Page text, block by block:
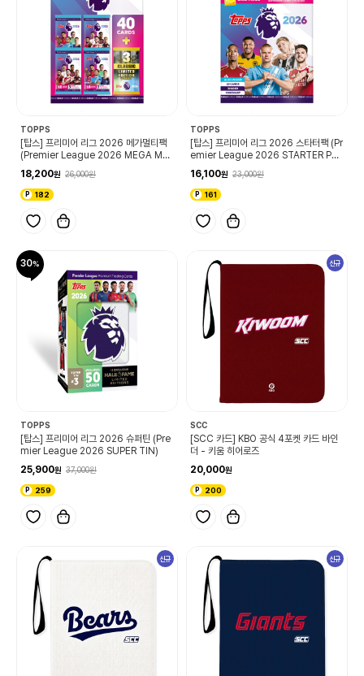
TOPPS
[탑스] 프리미어 리그 2026 메가멀티팩
(Premier League 2026 MEGA MUL
18,200 26,000
182
TOPPS
[탑스] 프리미어 리그 2026 스타터팩 (Pr
emier League 2026 STARTER PA
16,100 23,000
161
30
TOPPS
[탑스] 프리미어 리그 2026 슈퍼틴 (Pre
mier League 2026 SUPER TIN)
25,900
37,000
259
신규
SCC
[SCC 카드] KBO 공식 4포켓 카드 바인
더 - 키움 히어로즈
20,000
200
신규 신규